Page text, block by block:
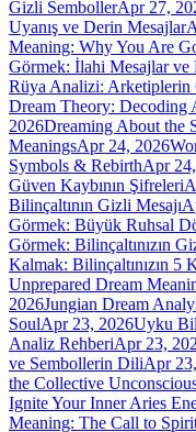
Gizli SembollerApr 27,
Uyanış ve Derin Mesajlar
Meaning: Why You Are
Görmek: İlahi Mesajlar
Rüya Analizi: Arketiplerin
Dream Theory: Decoding
2026Dreaming About the
MeaningsApr 24, 2026
Symbols & RebirthApr
Güven Kaybının Şifreleri
Bilinçaltının Gizli Mesajı
Görmek: Büyük Ruhsal
Görmek: Bilinçaltınızın
Kalmak: Bilinçaltınızın 5
Unprepared Dream
2026Jungian Dream
SoulApr 23, 2026Uyku
Analiz RehberiApr 23,
ve Sembollerin DiliApr
the Collective
Ignite Your Inner Aries
Meaning: The Call to